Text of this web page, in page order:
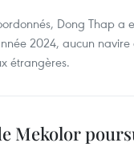
Dong Thap a
2024, aucun
étrangères.
Mekolor